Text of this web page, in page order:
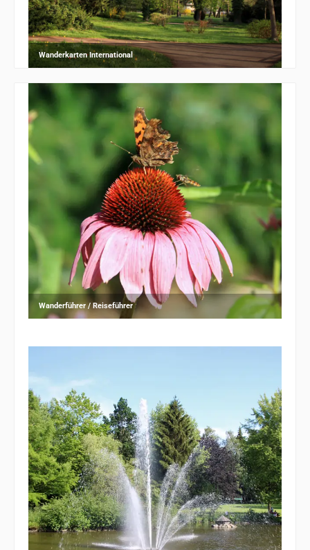
Wanderkarten International
Wanderführer / Reiseführer